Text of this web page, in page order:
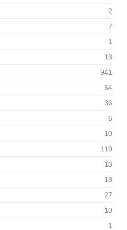
2
7
1
13
941
54
36
6
10
119
13
18
27
10
1